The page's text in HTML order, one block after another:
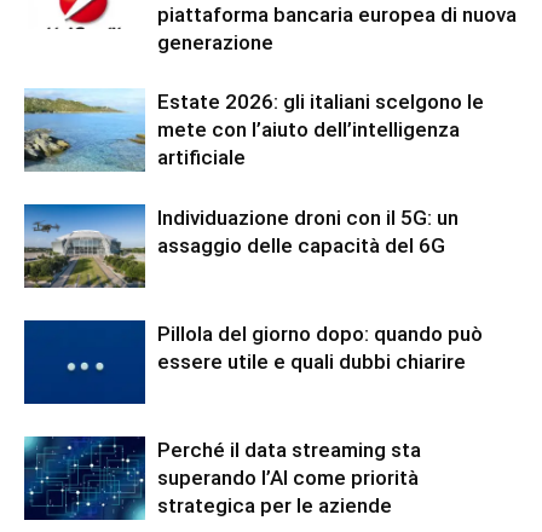
piattaforma bancaria europea di nuova
generazione
Estate 2026: gli italiani scelgono le
mete con l’aiuto dell’intelligenza
artificiale
Individuazione droni con il 5G: un
assaggio delle capacità del 6G
Pillola del giorno dopo: quando può
essere utile e quali dubbi chiarire
Perché il data streaming sta
superando l’AI come priorità
strategica per le aziende